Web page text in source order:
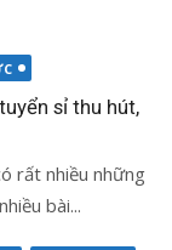
sỉ thu hút,
rất nhiều những
bài...